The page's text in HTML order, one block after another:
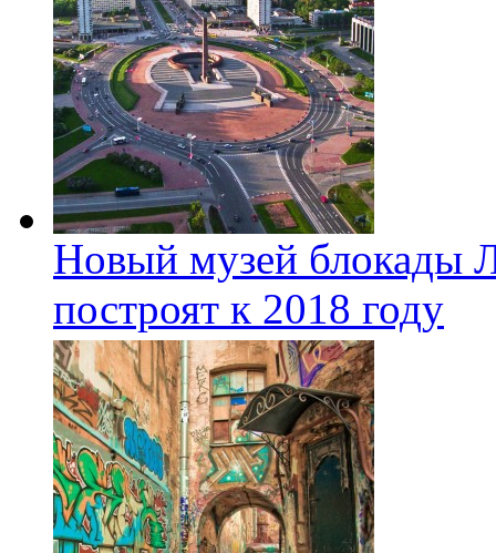
Новый музей блокады
построят к 2018 году